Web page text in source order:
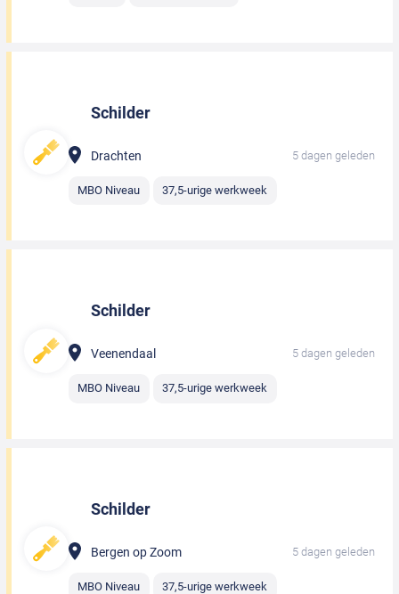
Schilder
Drachten 5 dagen geleden
MBO Niveau 37,5-urige werkweek
Schilder
Veenendaal 5 dagen geleden
MBO Niveau 37,5-urige werkweek
Schilder
Bergen op Zoom 5 dagen geleden
MBO Niveau 37,5-urige werkweek